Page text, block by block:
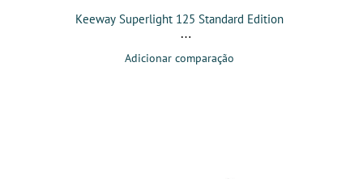
Keeway Superlight 125 Standard Edition
Adicionar comparação